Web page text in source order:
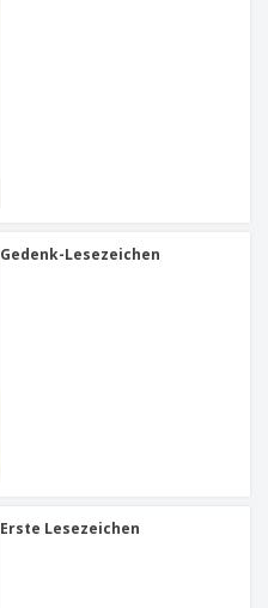
Gedenk-Lesezeichen
Erste Lesezeichen